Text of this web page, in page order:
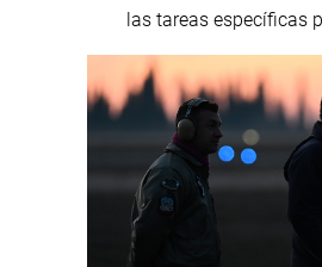
las tareas específicas